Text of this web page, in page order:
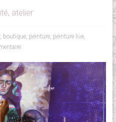
, atelier
, boutique, peinture, peinture live,